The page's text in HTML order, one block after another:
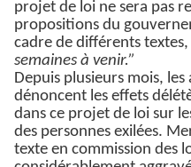
projet de loi ne sera pas
propositions du
cadre de différents textes,
semaines à venir.”
Depuis plusieurs mois,
dénoncent les effets
dans ce projet de loi sur
des personnes exilées.
texte en commission des